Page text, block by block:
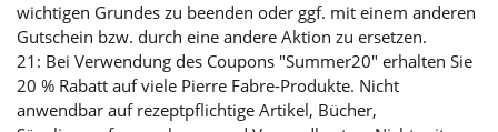
wichtigen Grundes zu beenden oder ggf. mit einem anderen
Gutschein bzw. durch eine andere Aktion zu ersetzen.
21: Bei Verwendung des Coupons "Summer20" erhalten Sie
20 % Rabatt auf viele Pierre Fabre-Produkte. Nicht
anwendbar auf rezeptpflichtige Artikel, Bücher,